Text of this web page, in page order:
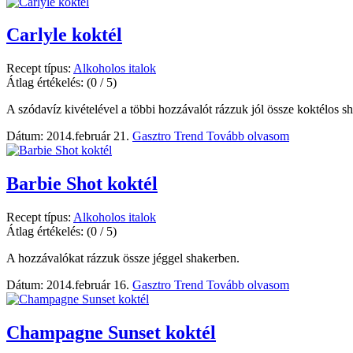
Carlyle koktél
Recept típus: Alkoholos italok
Átlag értékelés: (0 / 5)
A szódavíz kivételével a többi hozzávalót rázzuk jól össze koktélos
Dátum: 2014.február 21. Gasztro Trend Tovább olvasom
Barbie Shot koktél
Recept típus: Alkoholos italok
Átlag értékelés: (0 / 5)
A hozzávalókat rázzuk össze jéggel shakerben.
Dátum: 2014.február 16. Gasztro Trend Tovább olvasom
Champagne Sunset koktél